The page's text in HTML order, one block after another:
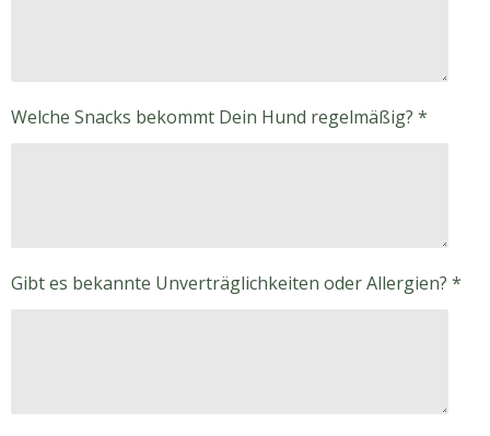
Welche Snacks bekommt Dein Hund regelmäßig? *
Gibt es bekannte Unverträglichkeiten oder Allergien? *